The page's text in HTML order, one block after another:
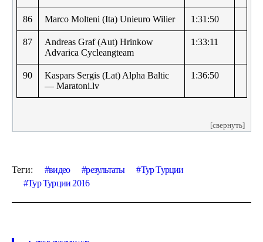
86 Marco Molteni (Ita) Unieuro Wilier 1:31:50
87
Andreas Graf (Aut) Hrinkow
Advarica Cycleangteam
1:33:11
90
Kaspars Sergis (Lat) Alpha Baltic
— Maratoni.lv
1:36:50
[свернуть]
Теги: видео результаты
Тур Турции
Тур Турции 2016